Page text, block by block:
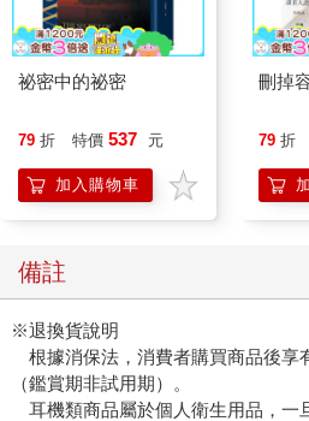
祕密中的祕密
79 折 特價 537 元
加入購物車
刪掉
79 折
備註
※退換貨說明
根據消保法，消費者購買商品後享
（鑑賞期非試用期）。
耳機類商品屬於個人衛生用品，一